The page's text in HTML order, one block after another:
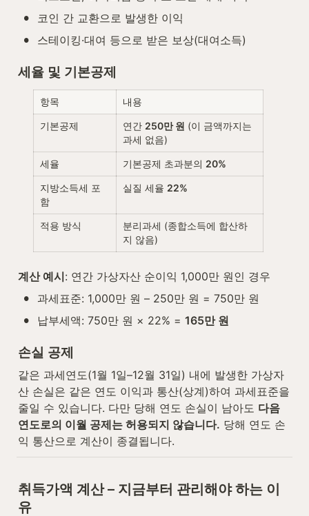
• 코인 간 교환으로 발생한 이익
• 스테이킹·대여 등으로 받은 보상(대여소득)
세율 및 기본공제
항목 내용
기본공제 연간 250만 원 (이 금액까지는
과세 없음)
세율 기본공제 초과분의 20%
지방소득세 포
함
실질 세율 22%
적용 방식
분리과세 (종합소득에 합산하
지 않음)
계산 예시: 연간 가상자산 순이익 1,000만 원인 경우
• 과세표준: 1,000만 원 – 250만 원 = 750만 원
• 납부세액: 750만 원 × 22% = 165만 원
손실 공제
같은 과세연도(1월 1일–12월 31일) 내에 발생한 가상자
산 손실은 같은 연도 이익과 통산(상계)하여 과세표준을
줄일 수 있습니다. 다만 당해 연도 손실이 남아도 다음
연도로의 이월 공제는 허용되지 않습니다. 당해 연도 손
익 통산으로 계산이 종결됩니다.
취득가액 계산 – 지금부터 관리해야 하는 이
유